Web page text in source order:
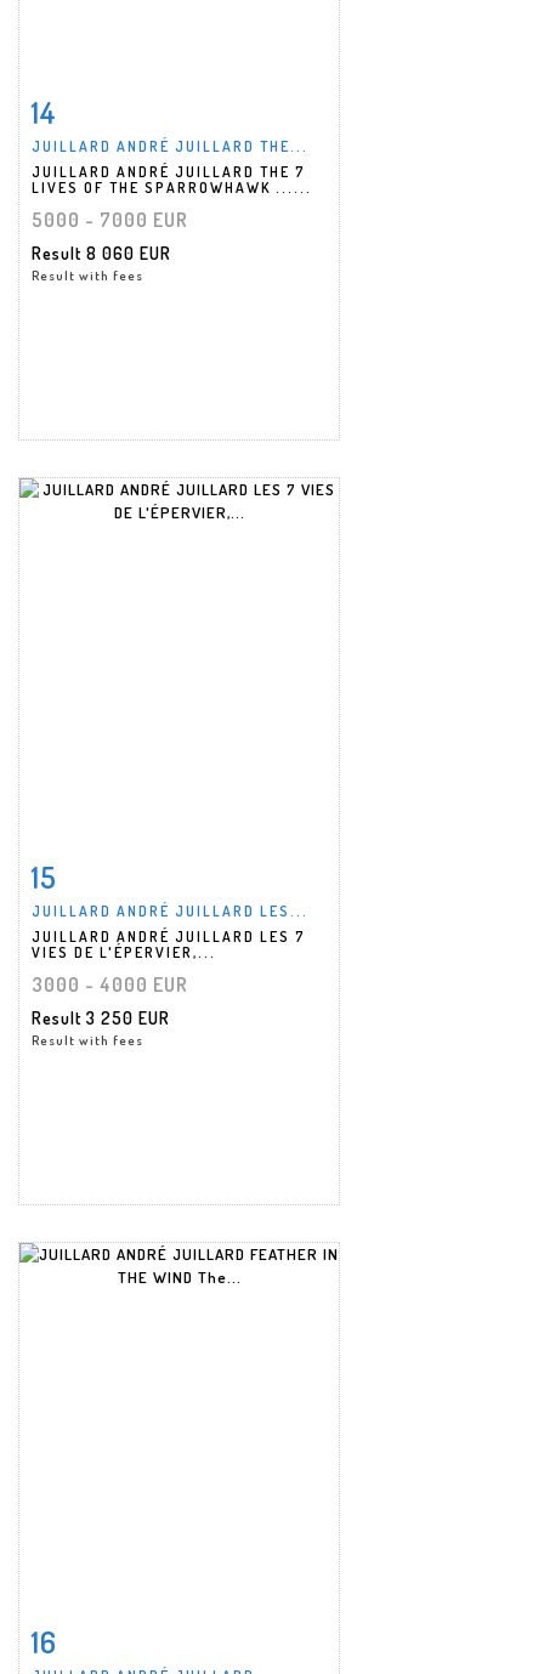
14
JUILLARD ANDRÉ JUILLARD THE...
JUILLARD ANDRÉ JUILLARD THE 7
LIVES OF THE SPARROWHAWK ......
5000 - 7000 EUR
Result 8 060 EUR
Result with fees
15
JUILLARD ANDRÉ JUILLARD LES...
JUILLARD ANDRÉ JUILLARD LES 7
VIES DE L'ÉPERVIER,...
3000 - 4000 EUR
Result 3 250 EUR
Result with fees
16